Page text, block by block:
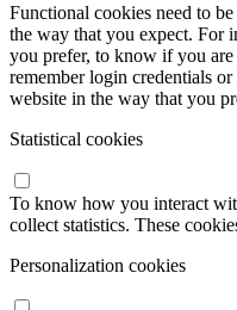
Functional cookies need to
the way that you expect. For
you prefer, to know if you are
remember login credentials
website in the way that you
Statistical cookies
To know how you interact
collect statistics. These
Personalization cookies